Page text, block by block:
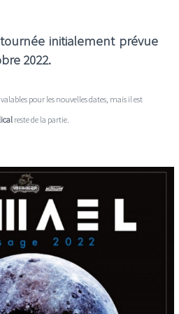
initialement prévue
2022.
pour les nouvelles dates, mais il est
reste de la partie.